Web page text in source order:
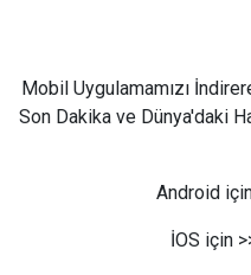
Mobil Uygulamamızı
Son Dakika ve Dünya'daki
Android
İOS için